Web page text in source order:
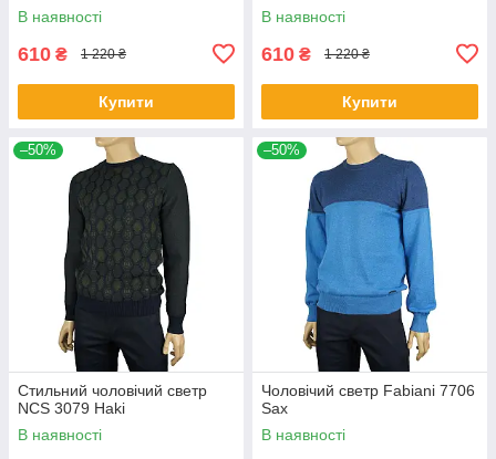
В наявності
610 ₴ 1 220 ₴
Купити
В наявності
610 ₴ 1 220 ₴
Купити
–50%
Стильний чоловічий светр
NCS 3079 Haki
В наявності
–50%
Чоловічий светр Fabiani 7706
Sax
В наявності